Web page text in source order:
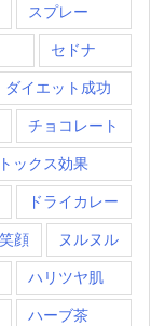
スプレー
セドナ
ダイエット成功
チョコレート
ックス効果
ドライカレー
顔 ヌルヌル
ハリツヤ肌
ハーブ茶